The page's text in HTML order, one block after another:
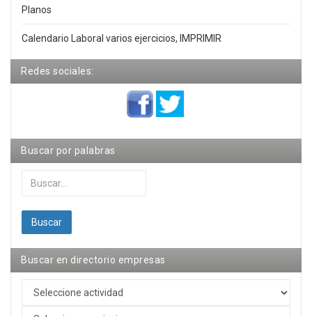
Planos
Calendario Laboral varios ejercicios, IMPRIMIR
Redes sociales:
Buscar por palabras
Buscar...
Buscar
Buscar en directorio empresas